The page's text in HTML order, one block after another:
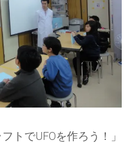
トでUFOを作ろう！」